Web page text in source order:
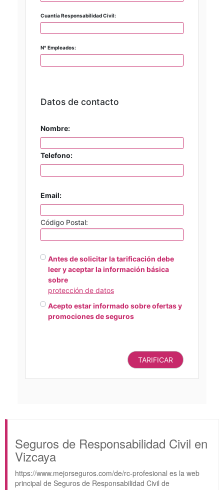
Cuantía Responsabilidad Civil:
N° Empleados:
Datos de contacto
Nombre:
Telefono:
Email:
Código Postal:
Antes de solicitar la tarificación debe
leer y aceptar la información básica
sobre
protección de datos
Acepto estar informado sobre ofertas y
promociones de seguros
TARIFICAR
Seguros de Responsabilidad Civil en
Vizcaya
https://www.mejorseguros.com/de/rc-profesional es la web
principal de Seguros de Responsabilidad Civil de